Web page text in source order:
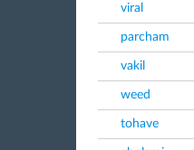
viral
parcham
vakil
weed
tohave